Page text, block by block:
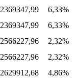
2369347,99
6,33%
2369347,99
6,33%
2566227,96
2,32%
2566227,96
2,32%
2629912,68
4,86%